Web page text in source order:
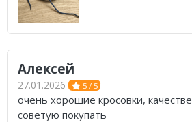
Алексей
27.01.2026 5 / 5
очень хорошие кросовки,
советую покупать